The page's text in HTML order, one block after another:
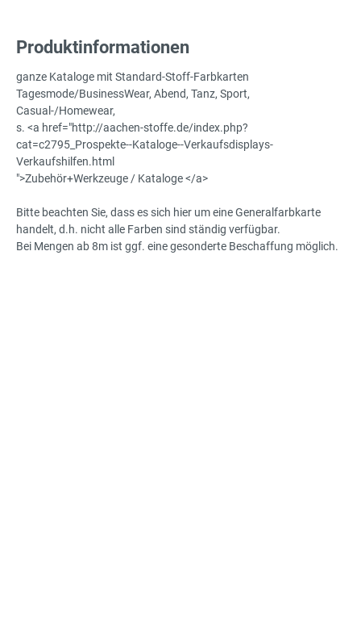
Produktinformationen
ganze Kataloge mit Standard-Stoff-Farbkarten
Tagesmode/BusinessWear, Abend, Tanz, Sport,
Casual-/Homewear,
s. <a href="http://aachen-stoffe.de/index.php?
cat=c2795_Prospekte--Kataloge--Verkaufsdisplays-
Verkaufshilfen.html
">Zubehör+Werkzeuge / Kataloge </a>
Bitte beachten Sie, dass es sich hier um eine Generalfarbkarte
handelt, d.h. nicht alle Farben sind ständig verfügbar.
Bei Mengen ab 8m ist ggf. eine gesonderte Beschaffung möglich.